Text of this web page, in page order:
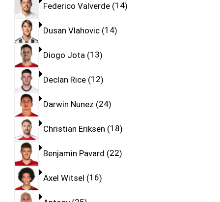
Federico Valverde 14
Dusan Vlahovic 14
Diogo Jota 13
Declan Rice 12
Darwin Nunez 24
Christian Eriksen 18
Benjamin Pavard 22
Axel Witsel 16